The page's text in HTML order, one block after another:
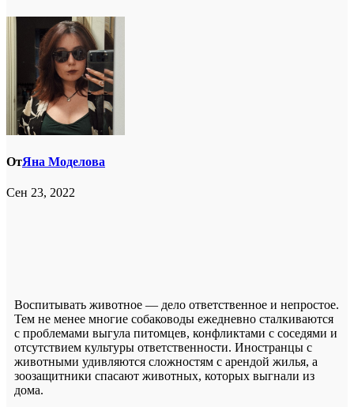
ОтЯна Моделова
Сен 23, 2022
Воспитывать животное — дело ответственное и непростое.
Тем не менее многие собаководы ежедневно сталкиваются
с проблемами выгула питомцев, конфликтами с соседями и
отсутствием культуры ответственности. Иностранцы с
животными удивляются сложностям с арендой жилья, а
зоозащитники спасают животных, которых выгнали из
дома.